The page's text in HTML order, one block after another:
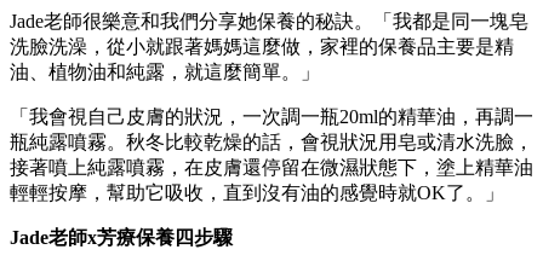
Jade老師很樂意和我們分享她保養的秘訣。「我都是同一塊皂
洗臉洗澡，從小就跟著媽媽這麼做，家裡的保養品主要是精
油、植物油和純露，就這麼簡單。」
「我會視自己皮膚的狀況，一次調一瓶20ml的精華油，再調一
瓶純露噴霧。秋冬比較乾燥的話，會視狀況用皂或清水洗臉，
接著噴上純露噴霧，在皮膚還停留在微濕狀態下，塗上精華油
輕輕按摩，幫助它吸收，直到沒有油的感覺時就OK了。」
Jade老師x芳療保養四步驟